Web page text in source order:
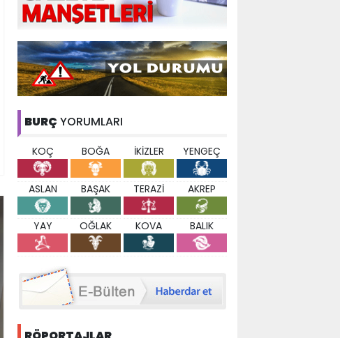
BURÇ YORUMLARI
KOÇ BOĞA İKİZLER YENGEÇ
ASLAN BAŞAK TERAZİ AKREP
YAY OĞLAK KOVA BALIK